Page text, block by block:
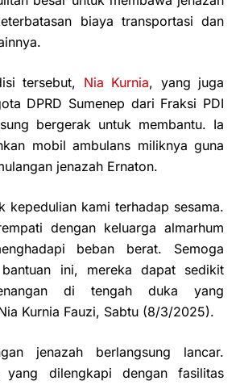
biaya transportasi dan
tersebut, Nia Kurnia, yang juga
DPRD Sumenep dari Fraksi PDI
bergerak untuk membantu. Ia
mobil ambulans miliknya guna
jenazah Ernaton.
kepedulian kami terhadap sesama.
dengan keluarga almarhum
beban berat. Semoga
ini, mereka dapat sedikit
di tengah duka yang
Kurnia Fauzi, Sabtu (8/3/2025).
jenazah berlangsung lancar.
yang dilengkapi dengan fasilitas